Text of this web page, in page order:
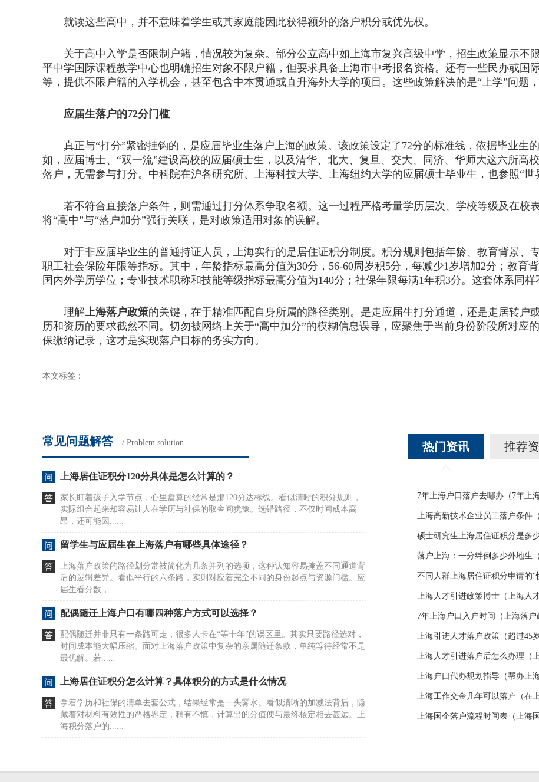
就读这些高中，并不意味着学生或其家庭能因此获得额外的落户积分或优先权。
关于高中入学是否限制户籍，情况较为复杂。部分公立高中如上海市复兴高级中学，招生政策显示不
平中学国际课程教学中心也明确招生对象不限户籍，但要求具备上海市中考报名资格。还有一些民办或国
等，提供不限户籍的入学机会，甚至包含中本贯通或直升海外大学的项目。这些政策解决的是“上学”问题，
应届生落户的72分门槛
真正与“打分”紧密挂钩的，是应届毕业生落户上海的政策。该政策设定了72分的标准线，依据毕业生
如，应届博士、“双一流”建设高校的应届硕士生，以及清华、北大、复旦、交大、同济、华师大这六所高
落户，无需参与打分。中科院在沪各研究所、上海科技大学、上海纽约大学的应届硕士毕业生，也参照“世
若不符合直接落户条件，则需通过打分体系争取名额。这一过程严格考量学历层次、学校等级及在校表
将“高中”与“落户加分”强行关联，是对政策适用对象的误解。
对于非应届毕业生的普通持证人员，上海实行的是居住证积分制度。积分规则包括年龄、教育背景、
职工社会保险年限等指标。其中，年龄指标最高分值为30分，56-60周岁积5分，每减少1岁增加2分；教育
国内外学历学位；专业技术职称和技能等级指标最高分值为140分；社保年限每满1年积3分。这套体系同样
理解上海落户政策的关键，在于精准匹配自身所属的路径类别。是走应届生打分通道，还是走居转户
历和资历的要求截然不同。切勿被网络上关于“高中加分”的模糊信息误导，应聚焦于当前身份阶段所对应
保缴纳记录，这才是实现落户目标的务实方向。
本文标签：
常见问题解答 / Problem solution
上海居住证积分120分具体是怎么计算的？
家长盯着孩子入学节点，心里盘算的经常是那120分达标线。看似清晰的积分规则，
实际组合起来却容易让人在学历与社保的取舍间犹豫。选错路径，不仅时间成本高
昂，还可能因......
留学生与应届生在上海落户有哪些具体途径？
上海落户政策的路径划分常被简化为几条并列的选项，这种认知容易掩盖不同通道背
后的逻辑差异。看似平行的六条路，实则对应着完全不同的身份起点与资源门槛。应
届生看分数，......
配偶随迁上海户口有哪四种落户方式可以选择？
配偶随迁并非只有一条路可走，很多人卡在“等十年”的误区里。其实只要路径选对，
时间成本能大幅压缩。面对上海落户政策中复杂的亲属随迁条款，单纯等待经常不是
最优解。若......
上海居住证积分怎么计算？具体积分的方式是什么情况
拿着学历和社保的清单去套公式，结果经常是一头雾水。看似清晰的加减法背后，隐
藏着对材料有效性的严格界定，稍有不慎，计算出的分值便与最终核定相去甚远。上
海积分落户的......
很多人盯着社保和劳动合同，以为这是办证的硬门槛。2026年的政策调整却反其道而
热门资讯 推荐
7年上海户口落户去哪办（7年上
上海高新技术企业员工落户条件
硕士研究生上海居住证积分是多
不同人群上海居住证积分申请的“
上海人才引进政策博士（上海人
7年上海户口入户时间（上海落户
上海引进人才落户政策（超过45
上海人才引进落户后怎么办理（
上海户口代办规划指导（帮办上海
上海工作交金几年可以落户（在
上海国企落户流程时间表（上海